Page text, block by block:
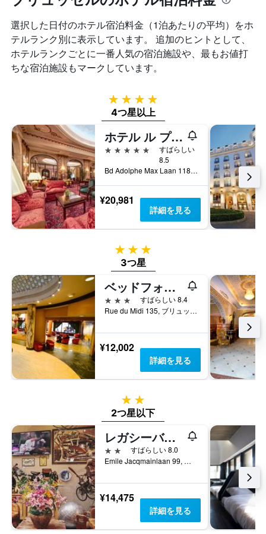
し
て
い
ま
す
は、
過
去
3
日
間
っ
た
今
週
末
の
客
室
の
平
を
表
し
て
い
ま
す
軸
1
本
は、
客
料
金
を
表
し
て
い
ま
す
選択した日付のホテル宿泊料金（1泊あたりの平均）をホ
テルランク別に表示しています。 追加のヒントとして、
ホテルランクごとに一番人気の宿泊施設や、最もお値打
ちな宿泊施設もマークしています。
4つ星
4つ星以上
ホテル ル プラザ ブリュッセル
5つ星
すばらしい
8.5
Bd Adolphe Max Laan 118 126, ブリュッセル, ベルギー
¥20,981
詳細を見る
3つ星
3つ星
ベッドフォード ホテル & コングレスセンター
3つ星
すばらしい 8.4
Rue du Midi 135, ブリュッセル, ベルギー
¥12,002
詳細を見る
2つ星
2つ星以下
レガシーバイ2GO4シティーセンター
2つ星
すばらしい 8.0
Emile Jacqmainlaan 99, ブリュッセル, ベルギー
¥14,475
詳細を見る